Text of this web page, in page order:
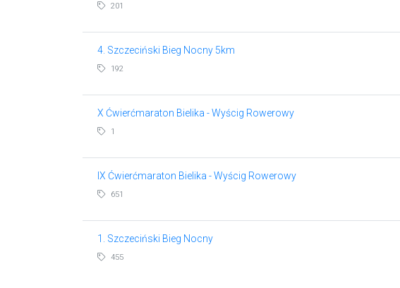
201
4. Szczeciński Bieg Nocny 5km
192
X Ćwierćmaraton Bielika - Wyścig Rowerowy
1
IX Ćwierćmaraton Bielika - Wyścig Rowerowy
651
1. Szczeciński Bieg Nocny
455